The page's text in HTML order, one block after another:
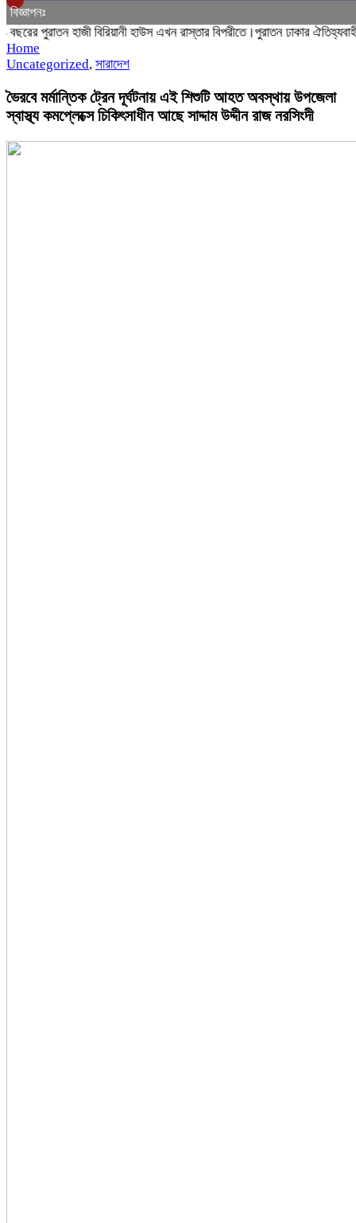
বিজ্ঞাপনঃ
পুরাতন হাজী বিরিয়ানী হাউস এখন রাস্তার বিপরীতে।পুরাতন ঢাকার
Home
Uncategorized, সারাদেশ
ভৈরবে মর্মান্তিক ট্রেন দূর্ঘটনায় এই শিশুটি আহত অবস্থায় উপজেলা
স্বাস্থ্য কমপ্লেক্সে চিকিৎসাধীন আছে সাদ্দাম উদ্দীন রাজ নরসিংদী